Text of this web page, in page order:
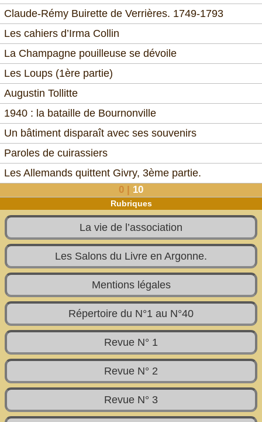
Claude-Rémy Buirette de Verrières. 1749-1793
Les cahiers d’Irma Collin
La Champagne pouilleuse se dévoile
Les Loups (1ère partie)
Augustin Tollitte
1940 : la bataille de Bournonville
Un bâtiment disparaît avec ses souvenirs
Paroles de cuirassiers
Les Allemands quittent Givry, 3ème partie.
0 | 10
Rubriques
La vie de l’association
Les Salons du Livre en Argonne.
Mentions légales
Répertoire du N°1 au N°40
Revue N° 1
Revue N° 2
Revue N° 3